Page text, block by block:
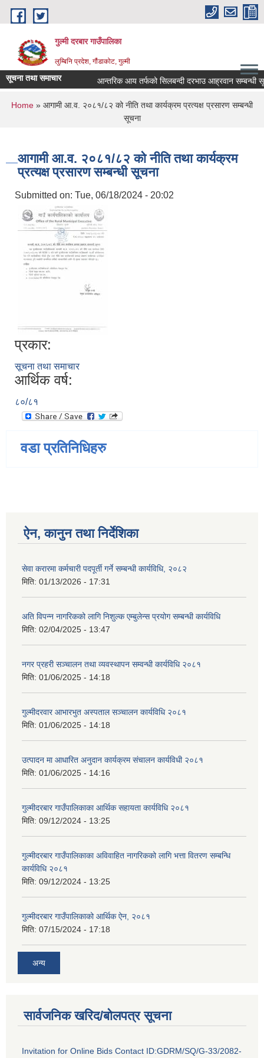
Skip to main content
गुल्मी दरबार गाउँपालिका
लुम्बिनि प्रदेश, गौंडाकोट, गुल्मी
सूचना तथा समाचार आन्तरिक आय तर्फको सिलबन्दी दरभाउ आह्रवान सम्बन्धी
You are here
Home » आगामी आ.व. २०८१/८२ को नीति तथा कार्यक्रम प्रत्यक्ष प्रसारण सम्बन्धी
सूचना
आगामी आ.व. २०८१/८२ को नीति तथा कार्यक्रम
प्रत्यक्ष प्रसारण सम्बन्धी सूचना
Submitted on: Tue, 06/18/2024 - 20:02
प्रकार:
सूचना तथा समाचार
आर्थिक वर्ष:
८०/८१
वडा प्रतिनिधिहरु
ऐन, कानुन तथा निर्देशिका
सेवा करारमा कर्मचारी पदपूर्ती गर्ने सम्बन्धी कार्यविधि, २०८२
मिति: 01/13/2026 - 17:31
अति विपन्न नागरिकको लागि निशुल्क एम्बुलेन्स प्रयोग सम्बन्धी कार्यविधि
मिति: 02/04/2025 - 13:47
नगर प्रहरी सञ्चालन तथा व्यवस्थापन सम्वन्धी कार्यविधि २०८१
मिति: 01/06/2025 - 14:18
गुल्मीदरवार आभारभुत अस्पताल सञ्चालन कार्यविधि २०८१
मिति: 01/06/2025 - 14:18
उत्पादन मा आधारित अनुदान कार्यक्रम संचालन कार्यविधी २०८१
मिति: 01/06/2025 - 14:16
गुल्मीदरबार गाउँपालिकाका आर्थिक सहायता कार्यविधि २०८१
मिति: 09/12/2024 - 13:25
गुल्मीदरबार गाउँपालिकाका अविवाहित नागरिकको लागि भत्ता वितरण सम्बन्धि
कार्यविधि २०८१
मिति: 09/12/2024 - 13:25
गुल्मीदरबार गाउँपालिकाको आर्थिक ऐन, २०८१
मिति: 07/15/2024 - 17:18
अन्य
सार्वजनिक खरिद/बोलपत्र सूचना
Invitation for Online Bids Contact ID:GDRM/SQ/G-33/2082-